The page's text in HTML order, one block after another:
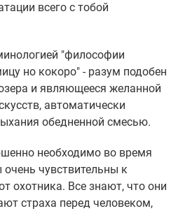
всего с тобой
"философии
но кокоро" - разум подобен
и являющееся желанной
автоматически
обедненной смесью.
необходимо во время
чувствительны к
охотника. Все знают, что они
страха перед человеком,